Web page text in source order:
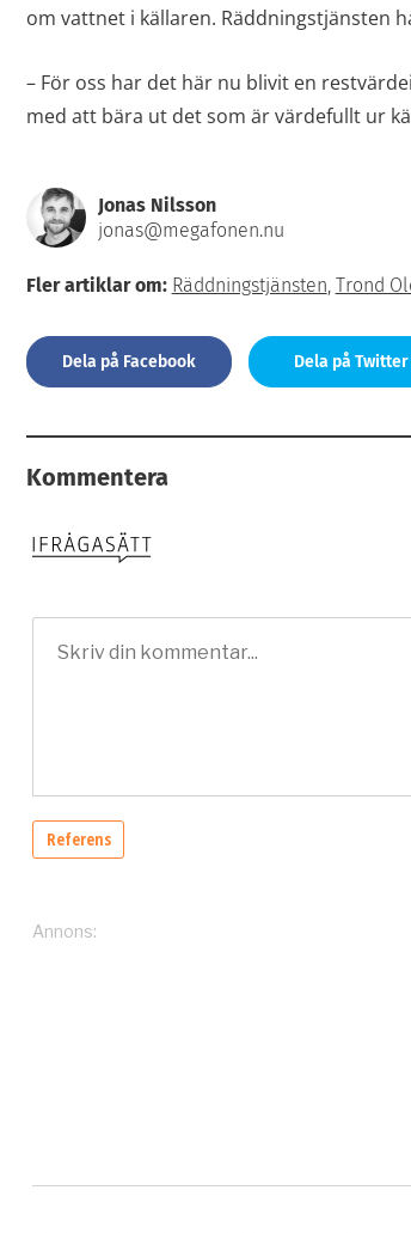
om vattnet i källaren. Räddningstjänsten
– För oss har det här nu blivit en
med att bära ut det som är värdefullt ur
Jonas Nilsson
jonas@megafonen.nu
Fler artiklar om: Räddningstjänsten, Trond
Dela på Facebook Dela på Twitter
Kommentera